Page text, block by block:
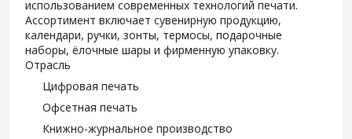
использованием современных технологий печати.
Ассортимент включает сувенирную продукцию,
календари, ручки, зонты, термосы, подарочные
наборы, ёлочные шары и фирменную упаковку.
Отрасль
Цифровая печать
Офсетная печать
Книжно-журнальное производство